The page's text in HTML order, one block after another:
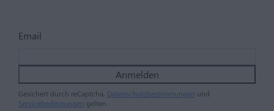
Email
Anmelden
Gesichert durch reCaptcha, Datenschutzbestimmungen und
Servicebedingungen gelten.